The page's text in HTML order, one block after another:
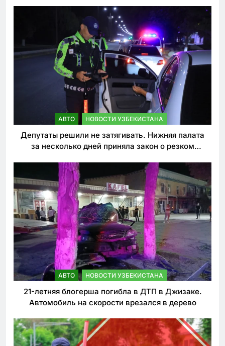
АВТО НОВОСТИ УЗБЕКИСТАНА
Депутаты решили не затягивать. Нижняя палата
за несколько дней приняла закон о резком
АВТО НОВОСТИ УЗБЕКИСТАНА
21-летняя блогерша погибла в ДТП в Джизаке.
Автомобиль на скорости врезался в дерево